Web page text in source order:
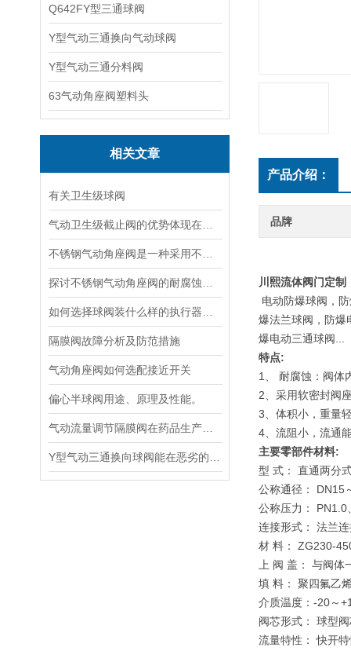
Q642FY型三通球阀
Y型气动三通换向气动球阀
Y型气动三通分料阀
63气动角座阀塑料头
相关文章
有关卫生级球阀
隔膜阀故障分析及防范措施
气动角座阀如何选配接近开关
偏心半球阀用途、原理及性能。
产品介绍：
品牌
川熙流体阀门定
电动防爆球阀，
爆法兰球阀，防爆
爆电动三通球阀...
特点:
1、 耐腐蚀：阀体
2、采用软密封阀
3、体积小，重量
4、流阻小，流通
主要零部件材料:
型 式： 直通两分
公称通径： DN15
公称压力：
连接形式： 法兰
材 料： ZG230-
上 阀 盖： 与阀体
填 料： 聚四氟乙
介质温度：-20～
阀芯形式： 球型
流量特性： 快开